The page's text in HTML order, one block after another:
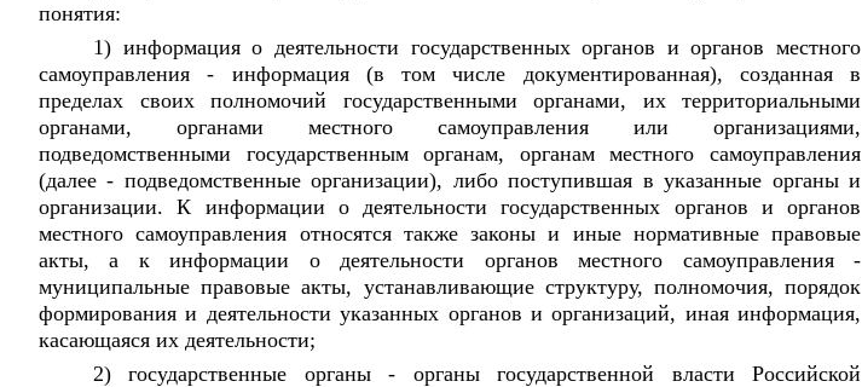
понятия:
1) информация о деятельности государственных органов и органов местного
самоуправления - информация (в том числе документированная), созданная в
пределах своих полномочий государственными органами, их территориальными
органами, органами местного самоуправления или организациями,
подведомственными государственным органам, органам местного самоуправления
(далее - подведомственные организации), либо поступившая в указанные органы и
организации. К информации о деятельности государственных органов и органов
местного самоуправления относятся также законы и иные нормативные правовые
акты, а к информации о деятельности органов местного самоуправления -
муниципальные правовые акты, устанавливающие структуру, полномочия, порядок
формирования и деятельности указанных органов и организаций, иная информация,
касающаяся их деятельности;
2) государственные органы - органы государственной власти Российской